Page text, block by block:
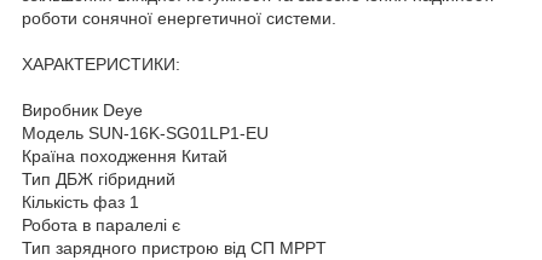
роботи сонячної енергетичної системи.
ХАРАКТЕРИСТИКИ:
Виробник Deye
Модель SUN-16K-SG01LP1-EU
Країна походження Китай
Тип ДБЖ гібридний
Кількість фаз 1
Робота в паралелі є
Тип зарядного пристрою від СП MPPT